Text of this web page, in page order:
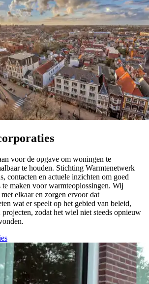
voor de opgave om woningen te
te houden. Stichting Warmtenetwerk
contacten en actuele inzichten om goed
te maken voor warmteoplossingen. Wij
elkaar en zorgen ervoor dat
wat er speelt op het gebied van beleid,
zodat het wiel niet steeds opnieuw